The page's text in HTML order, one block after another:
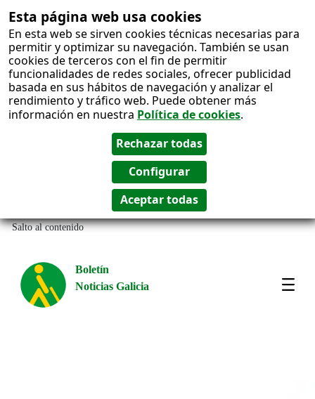
Esta página web usa cookies
En esta web se sirven cookies técnicas necesarias para
permitir y optimizar su navegación. También se usan
cookies de terceros con el fin de permitir
funcionalidades de redes sociales, ofrecer publicidad
basada en sus hábitos de navegación y analizar el
rendimiento y tráfico web. Puede obtener más
información en nuestra Política de cookies.
Salto al contenido
Boletín
Noticias Galicia